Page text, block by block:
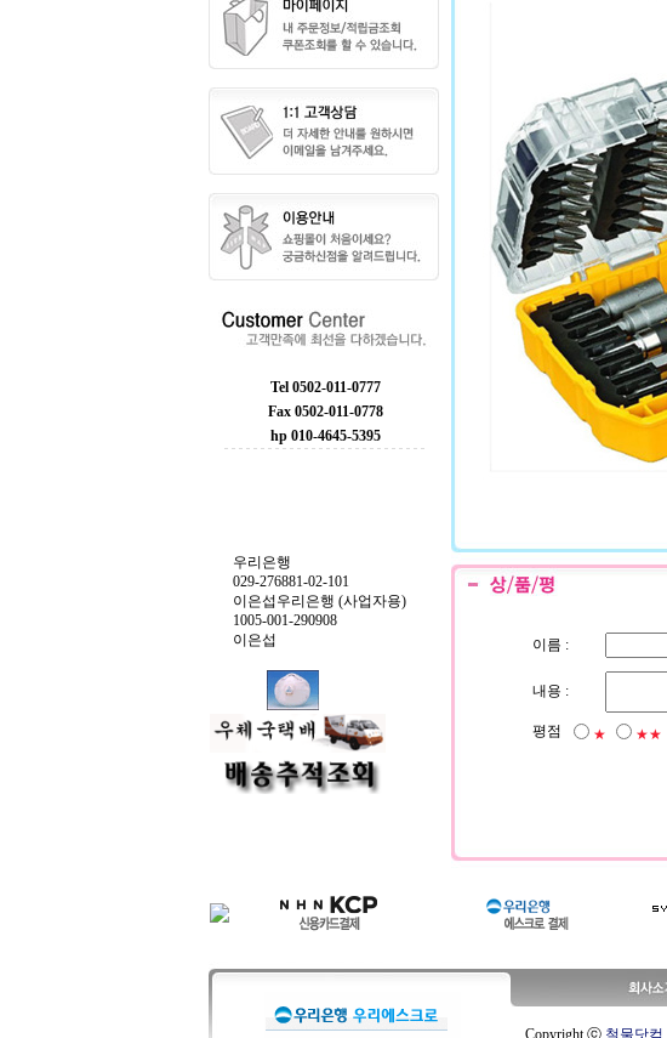
Tel 0502-011-0777
Fax 0502-011-0778
hp 010-4645-5395
우리은행
029-276881-02-101
이은섭우리은행 (사업자용)
1005-001-290908
이은섭
이름 :
내용 :
평점 ★ ★★
Copyright ⓒ 철물닷컴